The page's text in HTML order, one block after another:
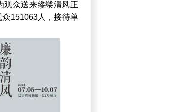
观众送来缕缕清风正
151063人，接待单